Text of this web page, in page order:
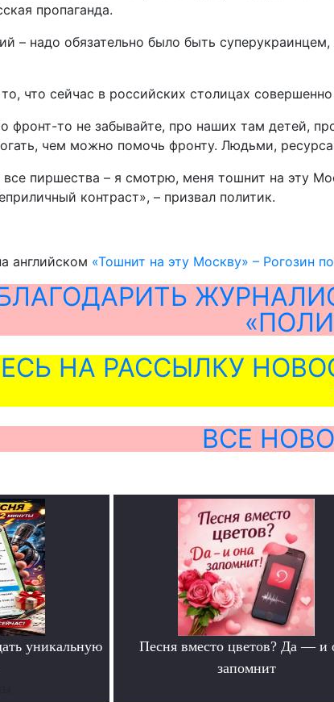
пропаганда.
– надо обязательно было быть
что сейчас в российских столицах
фронт-то не забывайте, про наших там детей,
чем можно помочь фронту. Людьми,
все пиршества – я смотрю, меня тошнит на эту
контраст», – призвал политик.
английском «Тошнит на эту Москву» – Рогозин
НА РАССЫЛКУ
ВСЕ
уникальную
Песня вместо цветов? Да — и
запомнит